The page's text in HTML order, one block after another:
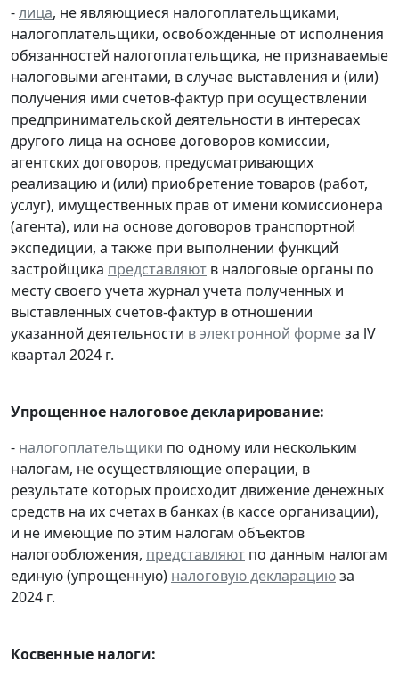
-лица, не являющиеся налогоплательщиками,
налогоплательщики, освобожденные от исполнения
обязанностей налогоплательщика, не признаваемые
налоговыми агентами, в случае выставления и (или)
получения ими счетов-фактур при осуществлении
предпринимательской деятельности в интересах
другого лица на основе договоров комиссии,
агентских договоров, предусматривающих
реализацию и (или) приобретение товаров (работ,
услуг), имущественных прав от имени комиссионера
(агента), или на основе договоров транспортной
экспедиции, а также при выполнении функций
застройщика представляют в налоговые органы по
месту своего учета журнал учета полученных и
выставленных счетов-фактур в отношении
указанной деятельности в электронной формеза lV
квартал 2024 г.
Упрощенное налоговое декларирование:
- налогоплательщики по одному или нескольким
налогам, не осуществляющие операции, в
результате которых происходит движение денежных
средств на их счетах в банках (в кассе организации),
и не имеющие по этим налогам объектов
налогообложения, представляют по данным налогам
единую (упрощенную) налоговую декларациюза
2024 г.
Косвенные налоги: